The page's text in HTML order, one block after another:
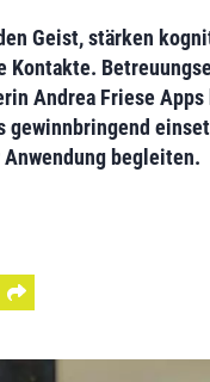
Geist, stärken
Kontakte.
Andrea Friese Apps
gewinnbringend
begleiten.